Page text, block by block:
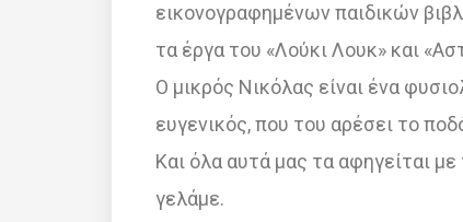
εικονογραφημένων παιδικών
τα έργα του «Λούκι Λουκ» και
Ο μικρός Νικόλας είναι ένα
ευγενικός, που του αρέσει το
Και όλα αυτά μας τα αφηγείται με
γελάμε.